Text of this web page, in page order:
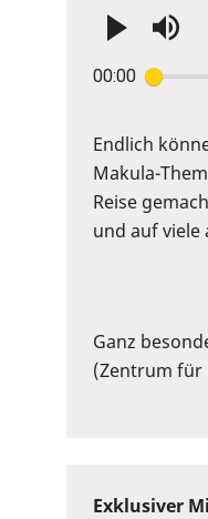
00:00
Enter
Space
to
show
Endlich
Makula-
Reise
und auf viele
Ganz
(Zentrum für
Exklusiver